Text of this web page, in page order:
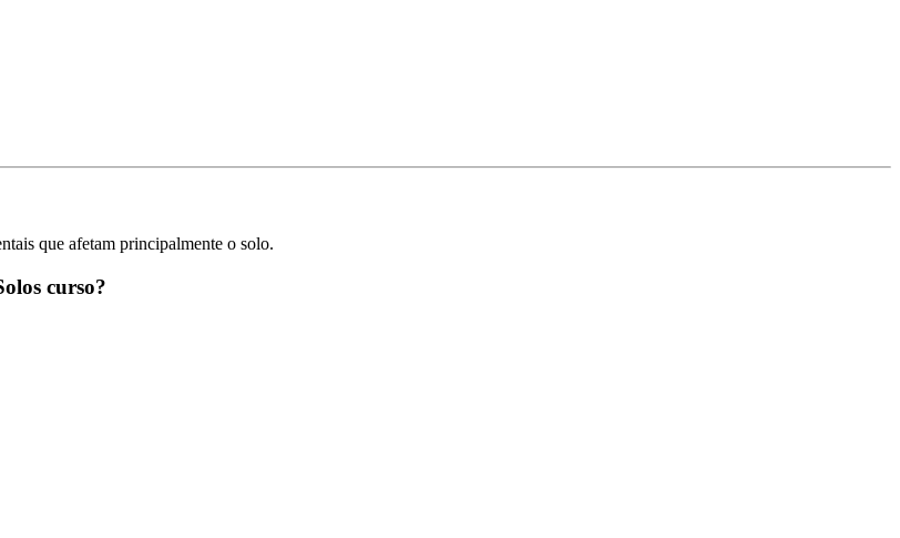
que afetam principalmente o solo.
curso?